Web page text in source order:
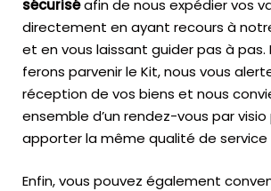
sécuriséafin de nous expédier vos
directement en ayant recours à
et en vous laissant guider pas à pas.
ferons parvenir le Kit, nous vous
réception de vos biens et nous
ensemble d’un rendez-vous par visio
apporter la même qualité de service
Enfin, vous pouvez également